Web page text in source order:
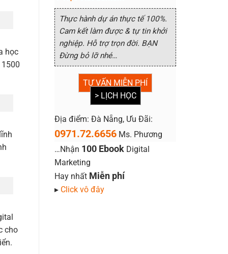
học
cho
Thực hành dự án thực tế 100%.
Cam kết làm được & tự tin khởi
nghiệp. Hỗ trợ trọn đời. BẠN
Đừng bỏ lỡ nhé…
TƯ VẤN MIỄN PHÍ
> LỊCH HỌC
Địa điểm: Đà Nẵng, Ưu Đãi:
0971.72.6656 Ms. Phương
…Nhận 100 Ebook Digital
Marketing
Hay nhất Miễn phí
▸ Click vô đây